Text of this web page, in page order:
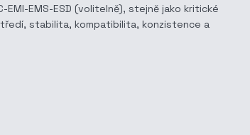
EMS-ESD (volitelně), stejně jako kritické
stabilita, kompatibilita, konzistence a